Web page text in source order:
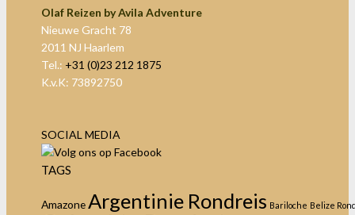
Olaf Reizen by Avila Adventure
Nieuwe Gracht 78
2011 NJ Haarlem
Tel.: +31 (0)23 212 1875
K.v.K: 73892750
SOCIAL MEDIA
TAGS
Amazone Argentinie Rondreis Bariloche Belize